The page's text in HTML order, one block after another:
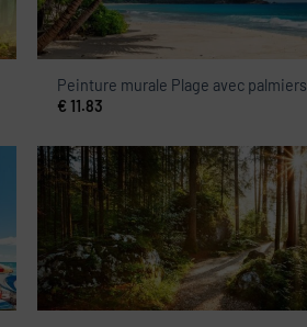
Peinture murale Plage avec palmiers
€ 11.83